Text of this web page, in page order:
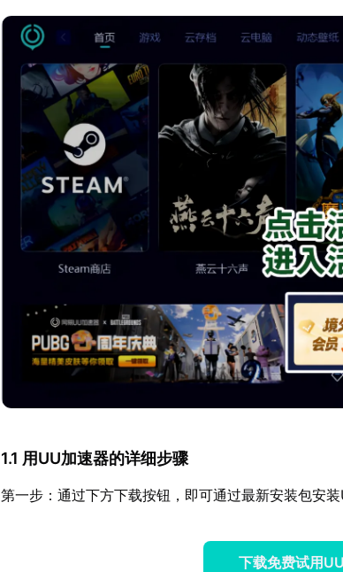
1.1 用UU加速器的详细步骤
第一步：通过下方下载按钮，即可通过最新安装包安装
下载免费试用UU